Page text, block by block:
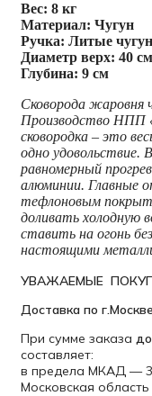
Вес: 8 кг
Материал: Чугун
Ручка: Литые
Диаметр верх: 40 см
Глубина: 9 см
Сковорода жаровня
Производство НПП
сковородка – это
одно удовольствие.
равномерный
алюминии. Главные
тефлоновым
доливать холодную
ставить на огонь
настоящими
УВАЖАЕМЫЕ
Доставка по
При сумме заказа
составляет:
в предела МКАД —
Московская